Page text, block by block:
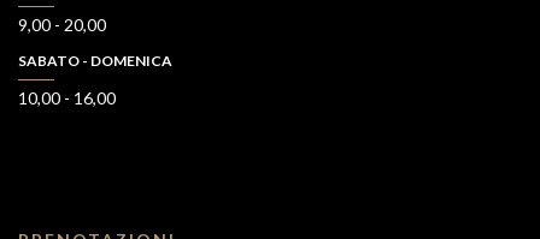
9,00 - 20,00
SABATO - DOMENICA
10,00 - 16,00